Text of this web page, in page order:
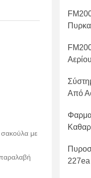
σακούλα με
Αερίου
Από
227ea